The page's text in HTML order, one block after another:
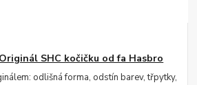
SHC kočičku od fa Hasbro
odlišná forma, odstín barev, třpytky,